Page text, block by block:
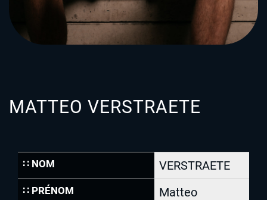
MATTEO VERSTRAETE
∷ NOM VERSTRAETE
∷ PRÉNOM Matteo